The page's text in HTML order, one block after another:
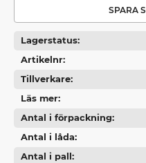
Lagerstatus
Artikelnr
Tillverkare
Läs mer
Antal i förpackning
Antal i låda
Antal i pall